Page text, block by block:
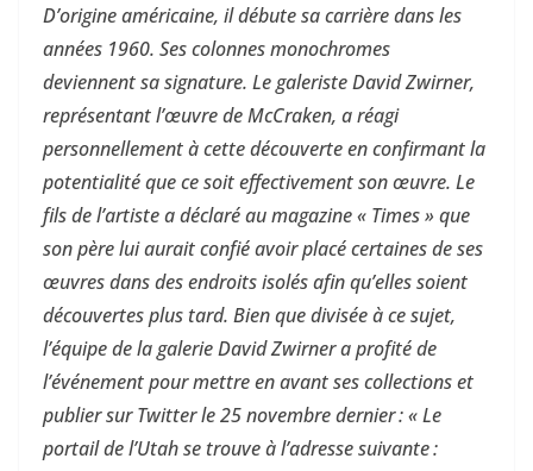
D’origine américaine, il débute sa carrière dans les
années 1960. Ses colonnes monochromes
deviennent sa signature. Le galeriste David Zwirner,
représentant l’œuvre de McCraken, a réagi
personnellement à cette découverte en confirmant la
potentialité que ce soit effectivement son œuvre. Le
fils de l’artiste a déclaré au magazine « Times » que
son père lui aurait confié avoir placé certaines de ses
œuvres dans des endroits isolés afin qu’elles soient
découvertes plus tard. Bien que divisée à ce sujet,
l’équipe de la galerie David Zwirner a profité de
l’événement pour mettre en avant ses collections et
publier sur Twitter le 25 novembre dernier : « Le
portail de l’Utah se trouve à l’adresse suivante :